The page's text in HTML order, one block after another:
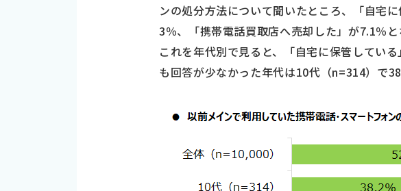
ンの処分方法について聞いたところ、「自宅
3％、「携帯電話買取店へ売却した」が7.1％と
これを年代別で見ると、「自宅に保管してい
も回答が少なかった年代は10代（n=314）で